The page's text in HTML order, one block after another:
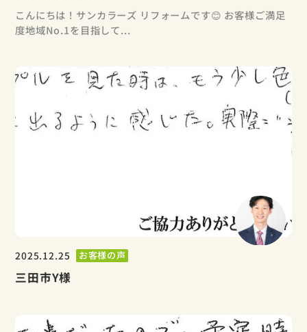
こんにちは！サンカラーズ リフォームです😊 お客様ご満足
度地域No.1を目指して...
2025.12.25 お客様の声
三田市Y様